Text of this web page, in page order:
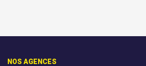
NOS AGENCES